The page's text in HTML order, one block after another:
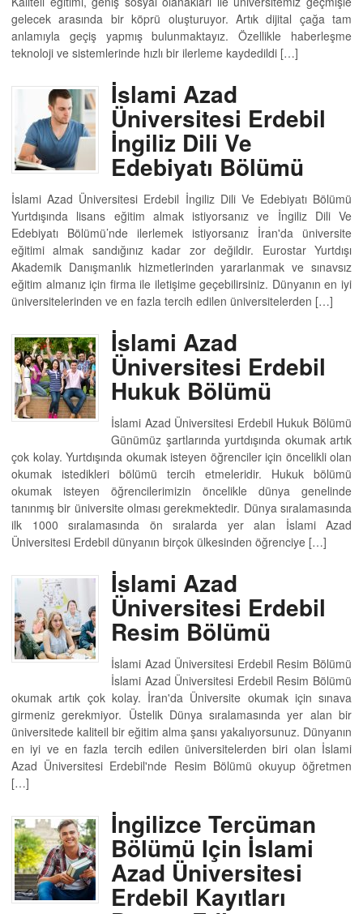
gelecek arasında bir köprü oluşturuyor. Artık dijital çağa tam
anlamıyla geçiş yapmış bulunmaktayız. Özellikle haberleşme
teknoloji ve sistemlerinde hızlı bir ilerleme kaydedildi […]
İslami Azad
Üniversitesi Erdebil
İngiliz Dili Ve
Edebiyatı Bölümü
İslami Azad Üniversitesi Erdebil İngiliz Dili Ve Edebiyatı Bölümü
Yurtdışında lisans eğitim almak istiyorsanız ve İngiliz Dili Ve
Edebiyatı Bölümü’nde ilerlemek istiyorsanız İran'da üniversite
eğitimi almak sandığınız kadar zor değildir. Eurostar Yurtdışı
Akademik Danışmanlık hizmetlerinden yararlanmak ve sınavsız
eğitim almanız için firma ile iletişime geçebilirsiniz. Dünyanın en iyi
üniversitelerinden ve en fazla tercih edilen üniversitelerden […]
İslami Azad
Üniversitesi Erdebil
Hukuk Bölümü
İslami Azad Üniversitesi Erdebil Hukuk Bölümü
Günümüz şartlarında yurtdışında okumak artık
çok kolay. Yurtdışında okumak isteyen öğrenciler için öncelikli olan
okumak istedikleri bölümü tercih etmeleridir. Hukuk bölümü
okumak isteyen öğrencilerimizin öncelikle dünya genelinde
tanınmış bir üniversite olması gerekmektedir. Dünya sıralamasında
ilk 1000 sıralamasında ön sıralarda yer alan İslami Azad
Üniversitesi Erdebil dünyanın birçok ülkesinden öğrenciye […]
İslami Azad
Üniversitesi Erdebil
Resim Bölümü
İslami Azad Üniversitesi Erdebil Resim Bölümü
İslami Azad Üniversitesi Erdebil Resim Bölümü
okumak artık çok kolay. İran'da Üniversite okumak için sınava
girmeniz gerekmiyor. Üstelik Dünya sıralamasında yer alan bir
üniversitede kaliteil bir eğitim alma şansı yakalıyorsunuz. Dünyanın
en iyi ve en fazla tercih edilen üniversitelerden biri olan İslami
Azad Üniversitesi Erdebil'nde Resim Bölümü okuyup öğretmen
[…]
İngilizce Tercüman
Bölümü Için İslami
Azad Üniversitesi
Erdebil Kayıtları